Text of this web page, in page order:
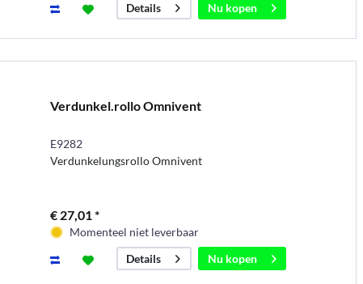
Details
Nu kopen
Verdunkel.rollo Omnivent
E9282
Verdunkelungsrollo Omnivent
€ 27,01 *
Momenteel niet leverbaar
Details
Nu kopen